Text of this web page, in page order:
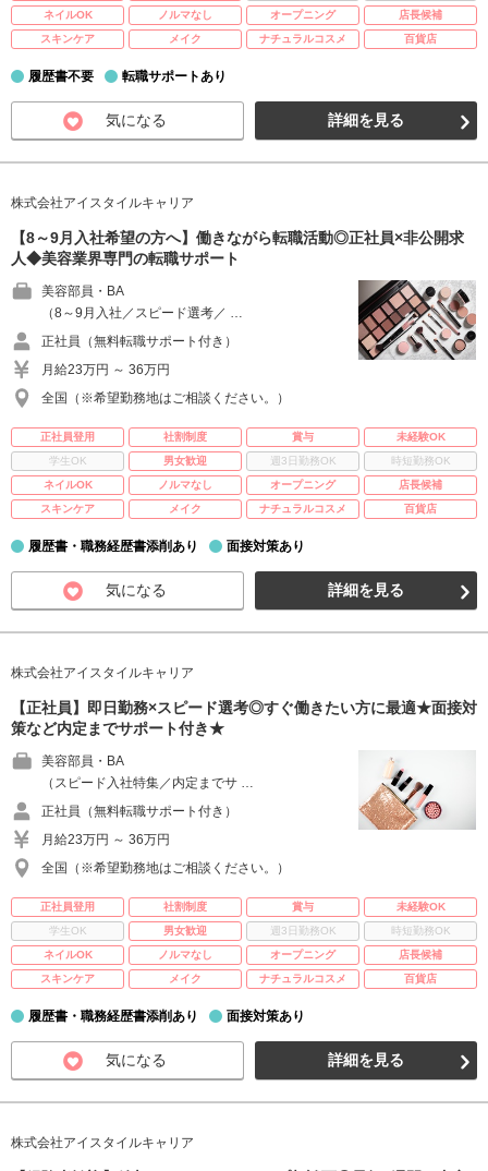
ネイルOK
ノルマなし オープニング
店長候補
スキンケア
メイク ナチュラルコスメ 百貨店
履歴書不要 転職サポートあり
気になる 詳細を見る
株式会社アイスタイルキャリア
【8～9月入社希望の方へ】働きながら転職活動◎正社員×非公開求
人◆美容業界専門の転職サポート
美容部員・BA
（8～9月入社／スピード選考／ …
正社員（無料転職サポート付き）
月給23万円 ～ 36万円
全国（※希望勤務地はご相談ください。）
正社員登用 社割制度 賞与
未経験OK
学生OK
男女歓迎 週3日勤務OK
時短勤務OK
ネイルOK
ノルマなし オープニング
店長候補
スキンケア
メイク ナチュラルコスメ 百貨店
履歴書・職務経歴書添削あり 面接対策あり
気になる 詳細を見る
株式会社アイスタイルキャリア
【正社員】即日勤務×スピード選考◎すぐ働きたい方に最適★面接対
策など内定までサポート付き★
美容部員・BA
（スピード入社特集／内定までサ …
正社員（無料転職サポート付き）
月給23万円 ～ 36万円
全国（※希望勤務地はご相談ください。）
正社員登用 社割制度 賞与
未経験OK
学生OK
男女歓迎 週3日勤務OK
時短勤務OK
ネイルOK
ノルマなし オープニング
店長候補
スキンケア
メイク ナチュラルコスメ 百貨店
履歴書・職務経歴書添削あり 面接対策あり
気になる 詳細を見る
株式会社アイスタイルキャリア